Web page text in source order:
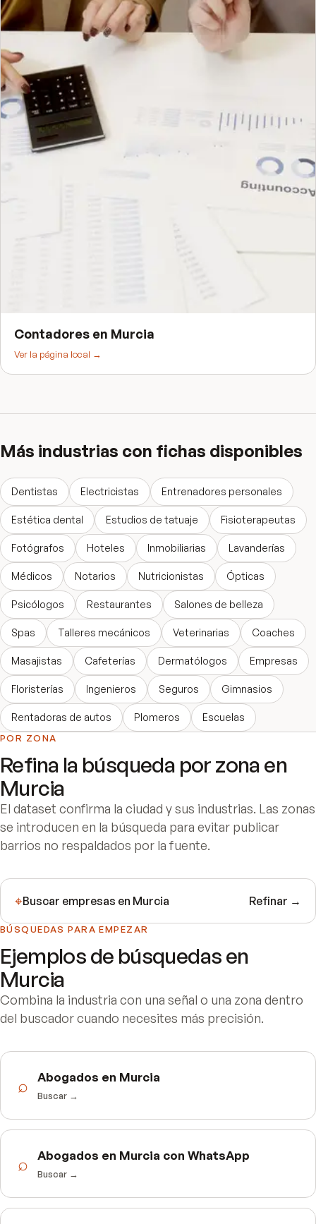
Contadores en Murcia
Ver la página local →
Más industrias con fichas disponibles
Dentistas Electricistas Entrenadores personales
Estética dental Estudios de tatuaje Fisioterapeutas
Fotógrafos Hoteles Inmobiliarias Lavanderías
Médicos Notarios Nutricionistas Ópticas
Psicólogos Restaurantes Salones de belleza
Spas Talleres mecánicos Veterinarias Coaches
Masajistas Cafeterías Dermatólogos Empresas
Floristerías Ingenieros Seguros Gimnasios
Rentadoras de autos Plomeros Escuelas
POR ZONA
Refina la búsqueda por zona en
Murcia
El dataset confirma la ciudad y sus industrias. Las zonas
se introducen en la búsqueda para evitar publicar
barrios no respaldados por la fuente.
⌖Buscar empresas en Murcia Refinar →
BÚSQUEDAS PARA EMPEZAR
Ejemplos de búsquedas en
Murcia
Combina la industria con una señal o una zona dentro
del buscador cuando necesites más precisión.
⌕ Abogados en Murcia
Buscar →
⌕ Abogados en Murcia con WhatsApp
Buscar →